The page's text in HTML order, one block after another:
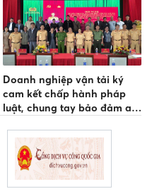
Doanh nghiệp vận tải ký
cam kết chấp hành pháp
luật, chung tay bảo đảm an